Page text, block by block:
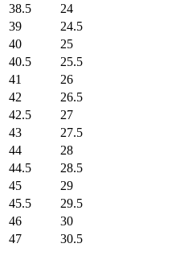
38.5
24
39
24.5
40
25
40.5
25.5
41
26
42
26.5
42.5
27
43
27.5
44
28
44.5
28.5
45
29
45.5
29.5
46
30
47
30.5